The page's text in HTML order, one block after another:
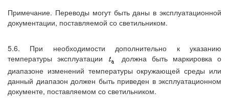
Примечание. Переводы могут быть даны в эксплуатационной
документации, поставляемой со светильником.
5.6. При необходимости дополнительно к указанию
температуры эксплуатации
должна быть маркировка о
диапазоне изменений температуры окружающей среды или
данный диапазон должен быть приведен в эксплуатационном
документе, поставляемом со светильником.